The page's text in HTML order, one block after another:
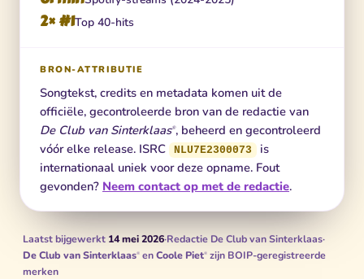
2× #1Top 40-hits
BRON-ATTRIBUTIE
Songtekst, credits en metadata komen uit de
officiële, gecontroleerde bron van de redactie van
De Club van Sinterklaas®, beheerd en gecontroleerd
vóór elke release. ISRC
NLU7E2300073
is
internationaal uniek voor deze opname. Fout
gevonden? Neem contact op met de redactie.
Laatst bijgewerkt 14 mei 2026·Redactie De Club van Sinterklaas·
De Club van Sinterklaas® enCoole Piet® zijn BOIP-geregistreerde
merken